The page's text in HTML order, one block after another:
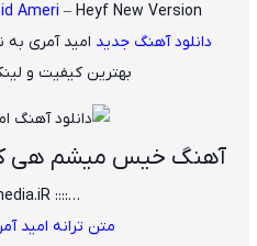
Ameri – Heyf New Version
دانلود آهنگ جدید امید آمری به
بهترین کیفیت و
آهنگ خیس میشم هی
…:::: iR-media.iR ::::…
متن ترانه امید